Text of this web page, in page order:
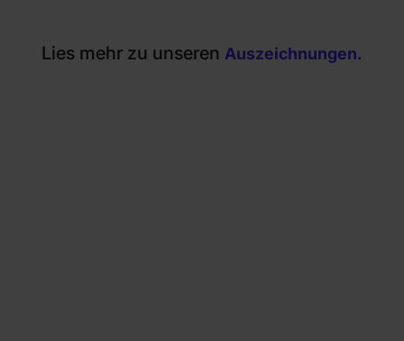
Lies mehr zu unseren Auszeichnungen.